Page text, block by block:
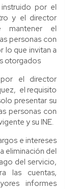
por el
y el director
mantener el
personas con
lo que invitan a
otorgados
por el director
el requisito
presentar su
personas con
y su INE.
e intereses
eliminación del
del servicio,
las cuentas,
informes